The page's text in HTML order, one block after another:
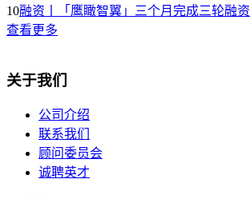
10融资丨「鹰瞰智翼」三个月完成三轮融资
查看更多
关于我们
公司介绍
联系我们
顾问委员会
诚聘英才